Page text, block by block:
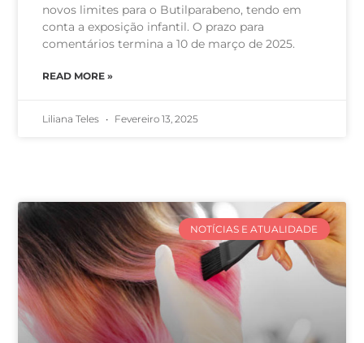
novos limites para o Butilparabeno, tendo em
conta a exposição infantil. O prazo para
comentários termina a 10 de março de 2025.
READ MORE »
Liliana Teles Fevereiro 13, 2025
NOTÍCIAS E ATUALIDADE